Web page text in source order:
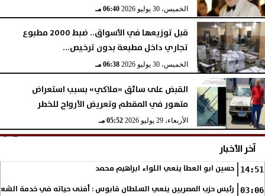
الخميس، 30 يوليو 2026 06:40 مـ
قبل توزيعها في الأسواق.. ضبط 2000 مطبوع
تجاري داخل مطبعة بدون ترخيص...
الخميس، 30 يوليو 2026 06:38 مـ
القبض على سائق «ملاكي» بسبب استعراض
متهور في المقطم وتعريض الأرواح للخطر
الأربعاء، 29 يوليو 2026 05:52 مـ
آخر الأخبار
14:51 حسين ابو العطا ينعي اللواء ابراهيم محمد
03:06 رئيس حزب المصريين ينعي السلطان قابوس : أفنى حياته في خدمة